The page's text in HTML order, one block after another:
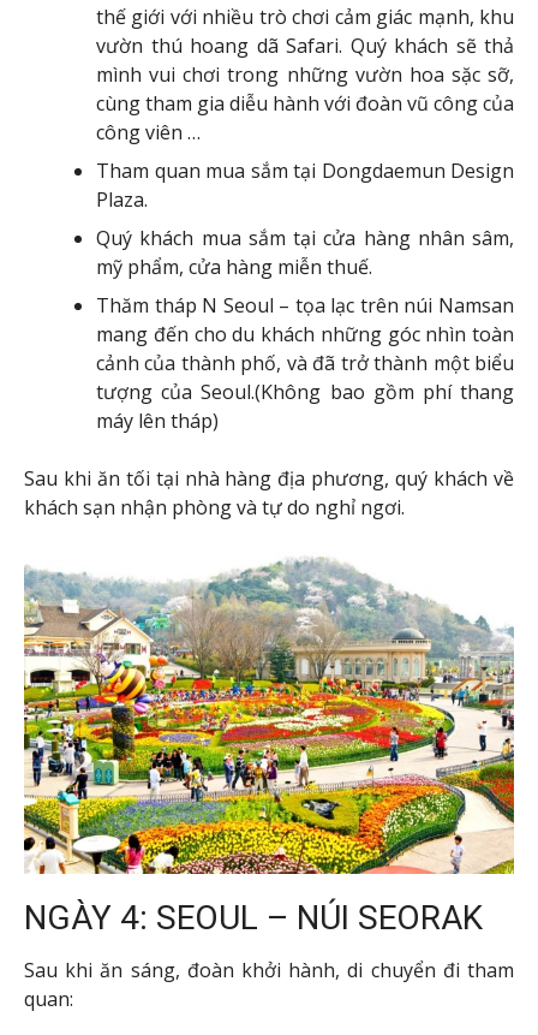
thế giới với nhiều trò chơi cảm giác mạnh, khu
vườn thú hoang dã Safari. Quý khách sẽ thả
mình vui chơi trong những vườn hoa sặc sỡ,
cùng tham gia diễu hành với đoàn vũ công của
công viên …
Tham quan mua sắm tại Dongdaemun Design
Plaza.
Quý khách mua sắm tại cửa hàng nhân sâm,
mỹ phẩm, cửa hàng miễn thuế.
Thăm tháp N Seoul – tọa lạc trên núi Namsan
mang đến cho du khách những góc nhìn toàn
cảnh của thành phố, và đã trở thành một biểu
tượng của Seoul.(Không bao gồm phí thang
máy lên tháp)
Sau khi ăn tối tại nhà hàng địa phương, quý khách về
khách sạn nhận phòng và tự do nghỉ ngơi.
NGÀY 4: SEOUL – NÚI SEORAK
Sau khi ăn sáng, đoàn khởi hành, di chuyển đi tham
quan: